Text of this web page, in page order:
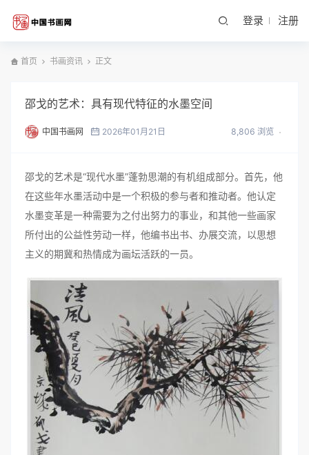
登录 注册
首页 书画资讯 正文
邵戈的艺术：具有现代特征的水墨空间
中国书画网 2026年01月21日 8,806 浏览
邵戈的艺术是“现代水墨”蓬勃思潮的有机组成部分。首先，他
在这些年水墨活动中是一个积极的参与者和推动者。他认定
水墨变革是一种需要为之付出努力的事业，和其他一些画家
所付出的公益性劳动一样，他编书出书、办展交流，以思想
主义的期冀和热情成为画坛活跃的一员。